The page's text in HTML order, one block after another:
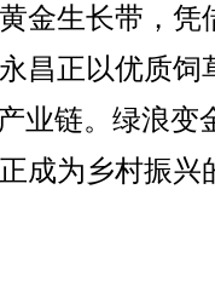
生长带，凭
昌正以优质饲
业链。绿浪变
成为乡村振兴